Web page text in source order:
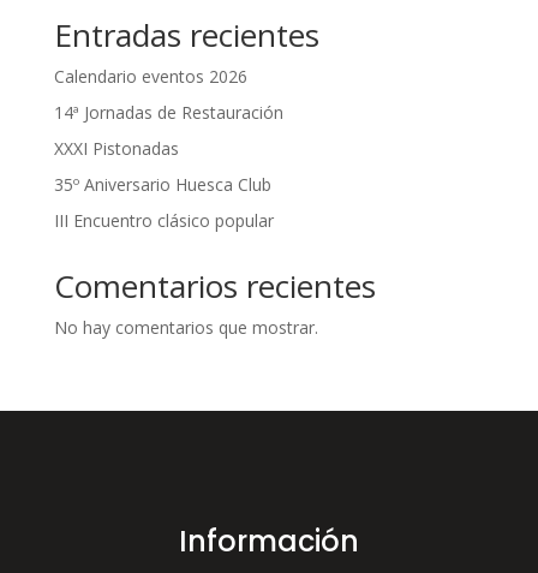
Entradas recientes
Calendario eventos 2026
14ª Jornadas de Restauración
XXXI Pistonadas
35º Aniversario Huesca Club
III Encuentro clásico popular
Comentarios recientes
No hay comentarios que mostrar.
Información